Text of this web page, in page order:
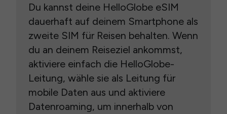
Du kannst deine HelloGlobe eSIM
dauerhaft auf deinem Smartphone als
zweite SIM für Reisen behalten. Wenn
du an deinem Reiseziel ankommst,
aktiviere einfach die HelloGlobe-
Leitung, wähle sie als Leitung für
mobile Daten aus und aktiviere
Datenroaming, um innerhalb von